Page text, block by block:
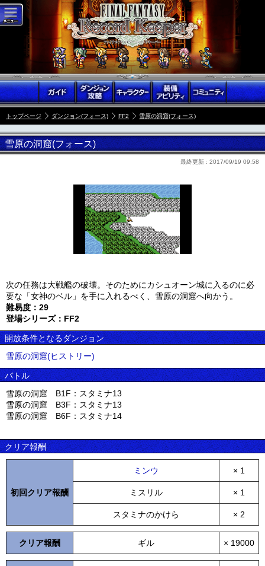
トップページ ダンジョン(フォース) FF2 雪原の洞窟(フォース)
雪原の洞窟(フォース)
最終更新 : 2017/09/19 09:58
次の任務は大戦艦の破壊。そのためにカシュオーン城に入るのに必
要な「女神のベル」を手に入れるべく、雪原の洞窟へ向かう。
難易度：29
登場シリーズ：FF2
開放条件となるダンジョン
雪原の洞窟(ヒストリー)
バトル
雪原の洞窟 B1F：スタミナ13
雪原の洞窟 B3F：スタミナ13
雪原の洞窟 B6F：スタミナ14
クリア報酬
初回クリア報酬
ミンウ × 1
ミスリル × 1
スタミナのかけら × 2
クリア報酬 ギル × 19000